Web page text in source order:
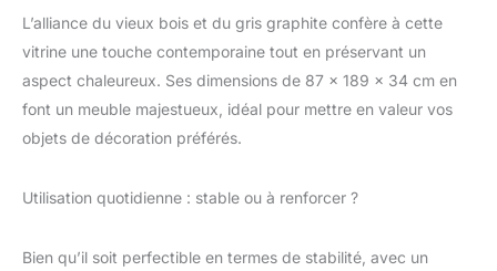
contrôles de qualité
élevés. Meubles
fabriqués dans l’UE -
produit exclusivement
dans l’UE. Tous les
sont certifiés aux
à des contrôles stricts.
L’alliance du vieux bois et du gris graphite confère à cette
vitrine une touche contemporaine tout en préservant un
aspect chaleureux. Ses dimensions de 87 x 189 x 34 cm en
font un meuble majestueux, idéal pour mettre en valeur vos
objets de décoration préférés.
Utilisation quotidienne : stable ou à renforcer ?
Bien qu’il soit perfectible en termes de stabilité, avec un